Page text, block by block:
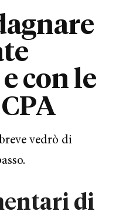
con le
vedrò di
di